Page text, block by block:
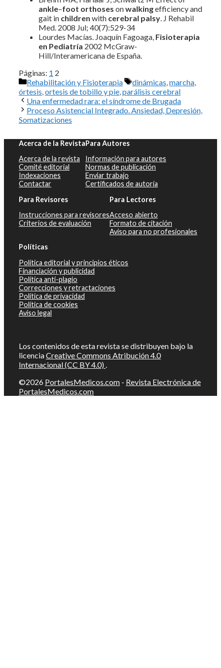
ankle–foot orthoses onwalkingefficiency and
gait in children with cerebral palsy . J Rehabil
Med. 2008 Jul; 40(7):529-34
Lourdes Macías. Joaquín Fagoaga, Fisioterapia
en Pediatría 2002 McGraw-
Hill/Interamericana de España.
Páginas: 1 2
Categorías
Rehabilitación y Fisioterapia Etiquetas
dinámicas marcha
órtesis ortesis de tobillo y pie parálisis cerebral
Una enfermedad rara: el síndrome de Brugada
Proceso Asistencial Integrado. Ansiedad, Depresión,
Somatizaciones
Acerca de la Revista
Acerca de la revista
Comité editorial
Indexaciones
Contactar
Para Autores
Información para autores
Normas de publicación
Enviar trabajo
Certificados de autoría
Para Revisores
Instrucciones para revisores
Criterios de evaluación
Para Lectores
Acceso abierto
Formato de citación
Aviso para no profesionales
Políticas
Política editorial y principios éticos
Financiación y publicidad
Política anti-plagio
Correcciones y retractaciones
Política de privacidad
Política de cookies
Aviso legal
Los contenidos de esta revista se distribuyen bajo la
licenciaCreative Commons Atribución 4.0
Internacional (CC BY 4.0) .
©2026 PortalesMedicos.com - Revista Electrónica de
PortalesMedicos.com